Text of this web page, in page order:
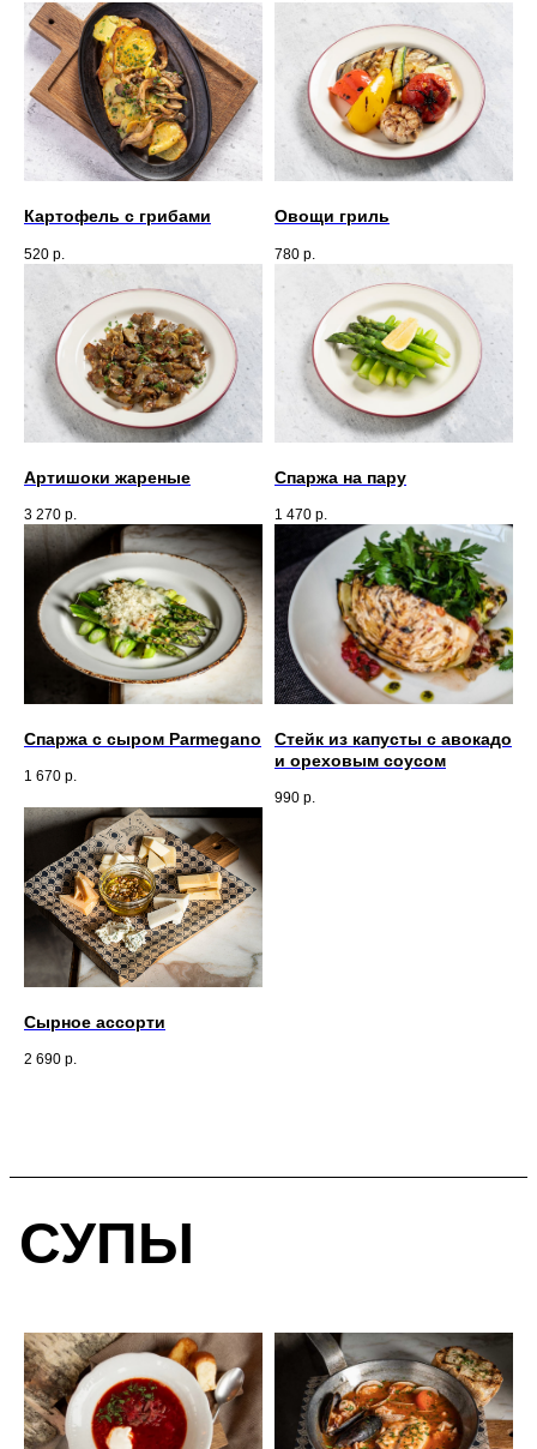
Картофель с грибами
520 р.
Овощи гриль
780 р.
Артишоки жареные
3 270 р.
Спаржа на пару
1 470 р.
Спаржа с сыром Parmegano
1 670 р.
Стейк из капусты с авокадо
и ореховым соусом
990 р.
Сырное ассорти
2 690 р.
СУПЫ